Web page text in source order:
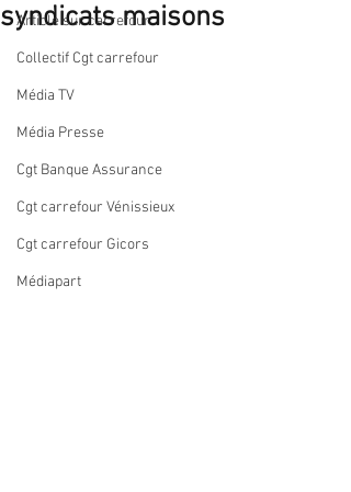
Article sur carrefour
Collectif Cgt carrefour
Média TV
Média Presse
Cgt Banque Assurance
Cgt carrefour Vénissieux
Cgt carrefour Gicors
Médiapart
syndicats maisons